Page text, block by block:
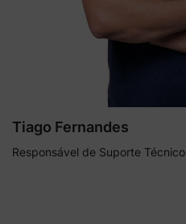
Tiago Fernandes
Responsável de Suporte Técnico